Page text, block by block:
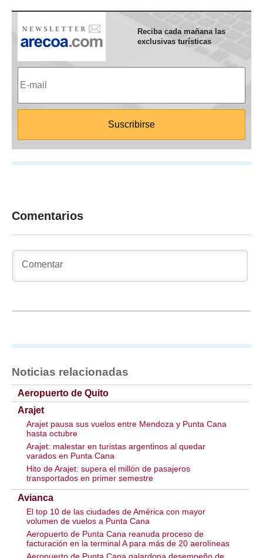
Reciba cada mañana las
exclusivas turísticas
Comentarios
Noticias relacionadas
Aeropuerto de Quito
Arajet
Arajet pausa sus vuelos entre Mendoza y Punta Cana
hasta octubre
Arajet: malestar en turistas argentinos al quedar
varados en Punta Cana
Hito de Arajet: supera el millón de pasajeros
transportados en primer semestre
Avianca
El top 10 de las ciudades de América con mayor
volumen de vuelos a Punta Cana
Aeropuerto de Punta Cana reanuda proceso de
facturación en la terminal A para más de 20 aerolíneas